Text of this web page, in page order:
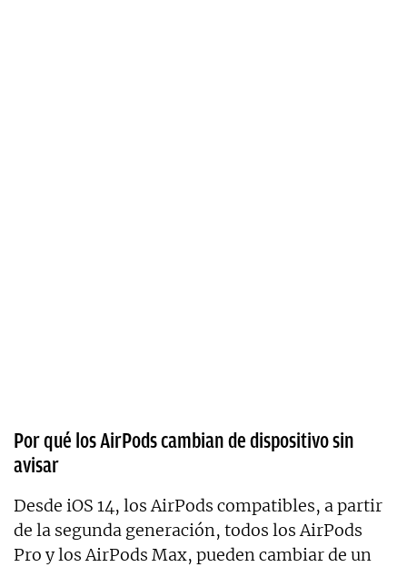
Por qué los AirPods cambian de dispositivo sin
avisar
Desde iOS 14, los AirPods compatibles, a partir
de la segunda generación, todos los AirPods
Pro y los AirPods Max, pueden cambiar de un